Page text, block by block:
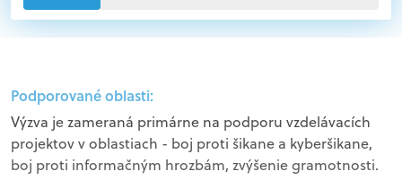
Podporované oblasti:
Výzva je zameraná primárne na podporu vzdelávacích
projektov v oblastiach - boj proti šikane a kyberšikane,
boj proti informačným hrozbám, zvýšenie gramotnosti.